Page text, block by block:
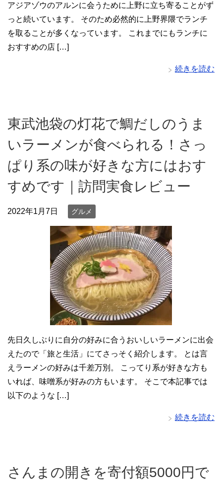
アジアゾウのアルンに会うために上野に立ち寄ることがず
っと続いています。 そのため必然的に上野界隈でランチ
を取ることが多くなっています。 これまでにもランチに
おすすめの店 […]
続きを読む
東武池袋の灯花で鯛だしのうま
いラーメンが食べられる！さっ
ぱり系の味が好きな方にはおす
すめです｜訪問実食レビュー
2022年1月7日 グルメ
先日久しぶりに自分の好みに合うおいしいラーメンに出会
えたので「旅と生活」にてさっそく紹介します。 とは言
えラーメンの好みは千差万別。 こってり系が好きな方も
いれば、味噌系が好みの方もいます。 そこで本記事では
以下のような […]
続きを読む
さんまの開きを寄付額5000円で